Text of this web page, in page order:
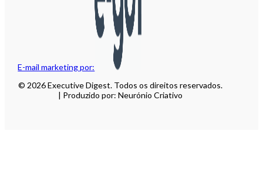
E-mail marketing por:
© 2026 Executive Digest. Todos os direitos reservados.
| Produzido por: Neurónio Criativo